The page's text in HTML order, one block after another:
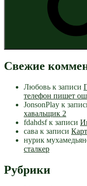
Свежие
Любовь к записи
телефон пишет
JonsonPlay к
хавальщик 2
fdahdsfк записи
сава к записи
нурик
сталкер
Рубрики